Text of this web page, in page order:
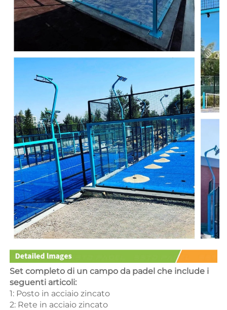
Set completo di un campo da padel che include i
seguenti articoli:
1: Posto in acciaio zincato
2: Rete in acciaio zincato